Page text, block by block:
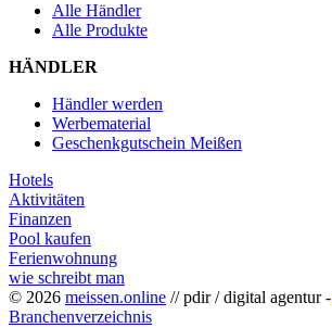
Alle Händler
Alle Produkte
HÄNDLER
Händler werden
Werbematerial
Geschenkgutschein Meißen
Hotels
Aktivitäten
Finanzen
Pool kaufen
Ferienwohnung
wie schreibt man
© 2026 meissen.online // pdir / digital agentur -
Branchenverzeichnis